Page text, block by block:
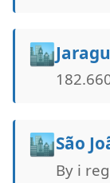
🏙️
🏙️São
By i